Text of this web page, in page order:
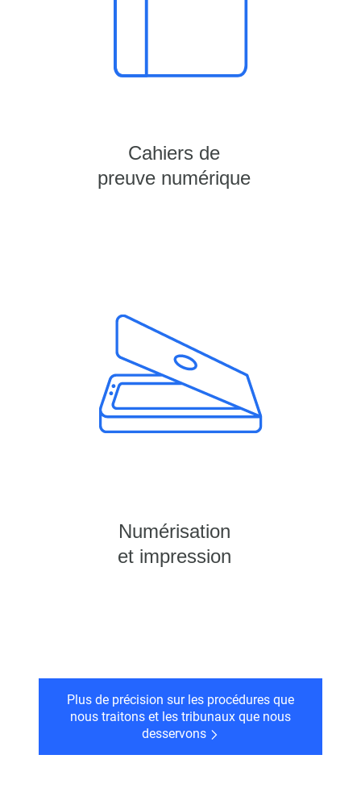
Cahiers de
preuve numérique
Numérisation
et impression
Plus de précision sur les procédures que
nous traitons et les tribunaux que nous
desservons